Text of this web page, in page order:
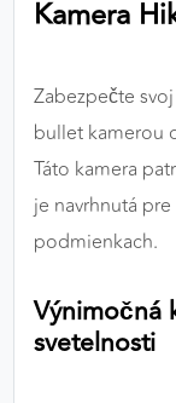
Kamera
Zabezpečte
bullet kamerou
Táto kamera
je navrhnutá
podmienkach.
Výnimočná
svetelnosti
výkon a
stránkami.
zobrazovať